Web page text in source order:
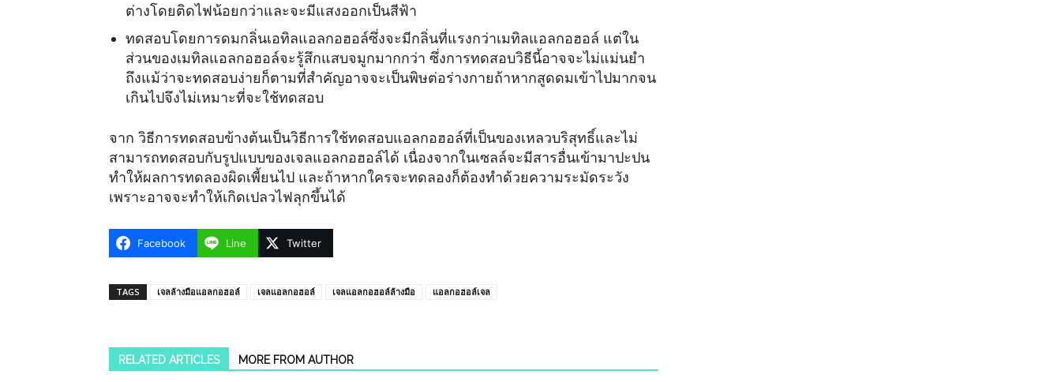
ต่างโดยติดไฟน้อยกว่าและจะมีแสงออกเป็นสีฟ้า
ทดสอบโดยการดมกลิ่นเอทิลแอลกอฮอล์ซึ่งจะมีกลิ่นที่แรงกว่าเมทิลแอลกอฮอล์ แต่ใน
ส่วนของเมทิลแอลกอฮอล์จะรู้สึกแสบจมูกมากกว่า ซึ่งการทดสอบวิธีนี้อาจจะไม่แม่นยำ
ถึงแม้ว่าจะทดสอบง่ายก็ตามที่สำคัญอาจจะเป็นพิษต่อร่างกายถ้าหากสูดดมเข้าไปมากจน
เกินไปจึงไม่เหมาะที่จะใช้ทดสอบ
จาก วิธีการทดสอบข้างต้นเป็นวิธีการใช้ทดสอบแอลกอฮอล์ที่เป็นของเหลวบริสุทธิ์และไม่
สามารถทดสอบกับรูปแบบของเจลแอลกอฮอล์ได้ เนื่องจากในเซลล์จะมีสารอื่นเข้ามาปะปน
ทำให้ผลการทดลองผิดเพี้ยนไป และถ้าหากใครจะทดลองก็ต้องทำด้วยความระมัดระวัง
เพราะอาจจะทำให้เกิดเปลวไฟลุกขึ้นได้
Facebook Line Twitter
TAGS เจลล้างมือแอลกอฮอล์ เจลแอลกอฮอล์ เจลแอลกอฮอล์ล้างมือ แอลกอฮอล์เจล
RELATED ARTICLES MORE FROM AUTHOR